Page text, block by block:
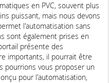
en PVC, souvent plus
puissant, mais nous devons
l'automatisation sans
sont également prises en
présente des
importants, il pourrait être
pourrions vous proposer un
pour l'automatisation,